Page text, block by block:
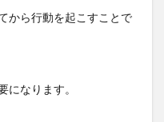
から行動を起こすことで
になります。